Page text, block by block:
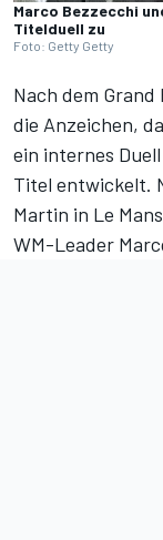
Marco Bezzecchi
Titelduell zu
Foto: Getty Getty
Nach dem
die Anzeichen,
ein internes
Titel entwickelt.
Martin in Le
WM-Leader